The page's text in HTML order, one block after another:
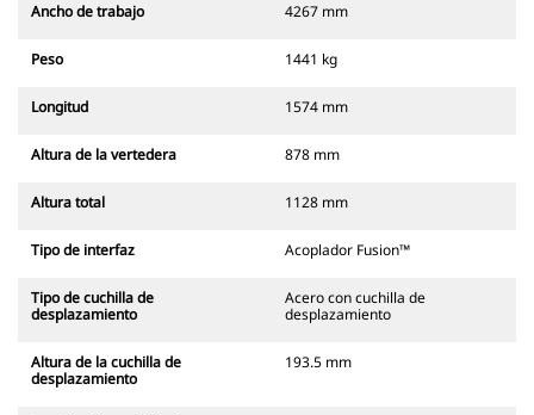
Ancho de trabajo 4267 mm
Peso 1441 kg
Longitud 1574 mm
Altura de la vertedera 878 mm
Altura total 1128 mm
Tipo de interfaz Acoplador Fusion™
Tipo de cuchilla de
desplazamiento
Acero con cuchilla de
desplazamiento
Altura de la cuchilla de
desplazamiento
193.5 mm